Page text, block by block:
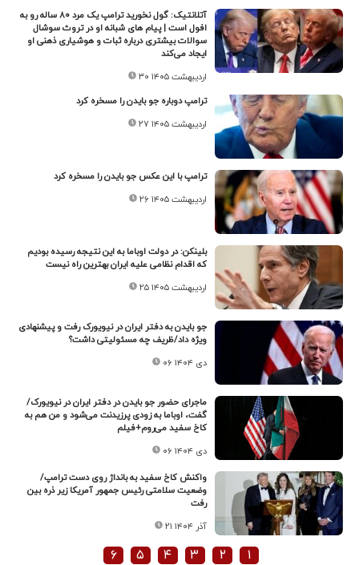
آتلانتیک: گول نخورید ترامپ یک مرد ۸۰ ساله رو به
افول است | پیام‌ های شبانه او در تروث سوشال
سوالات بیشتری درباره ثبات و هوشیاری ذهنی او
ایجاد می‌کند
۳۰ اردیبهشت ۱۴۰۵
ترامپ دوباره جو بایدن را مسخره کرد
۲۷ اردیبهشت ۱۴۰۵
ترامپ با این عکس جو بایدن را مسخره کرد
۲۶ اردیبهشت ۱۴۰۵
بلینکن: در دولت اوباما به این نتیجه رسیده بودیم
که اقدام نظامی علیه ایران بهترین راه نیست
۲۵ اردیبهشت ۱۴۰۵
جو بایدن به دفتر ایران در نیویورک رفت و پیشنهادی
ویژه داد/ظریف چه مسئولیتی داشت؟
۰۶ دی ۱۴۰۴
ماجرای حضور جو بایدن در دفتر ایران در نیویورک/
گفت، اوباما به زودی پرزیدنت می‌شود و من هم به
کاخ سفید می‌روم+فیلم
۰۶ دی ۱۴۰۴
واکنش کاخ سفید به بانداژ روی دست ترامپ/
وضعیت سلامتی رئیس جمهور آمریکا زیر ذره بین
رفت
۲۱ آذر ۱۴۰۴
۱ ۲ ۳ ۴ ۵ ۶